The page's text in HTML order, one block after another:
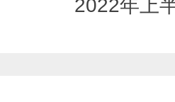
2022年上